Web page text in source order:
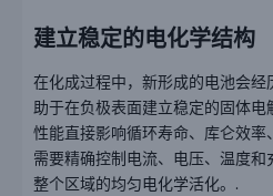
建立稳定的电化学结构
在化成过程中，新形成的电池会
助于在负极表面建立稳定的固体
性能直接影响循环寿命、库仑效率
需要精确控制电流、电压、温度
整个区域的均匀电化学活化。.